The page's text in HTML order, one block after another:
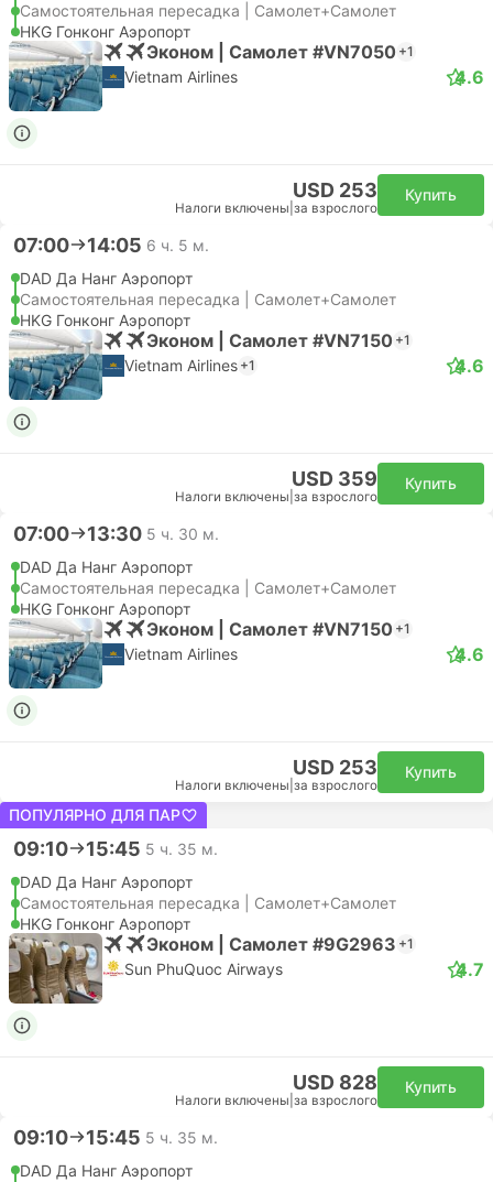
Самостоятельная пересадка | Самолет+Самолет
HKG Гонконг Аэропорт
Эконом | Самолет #VN7050 +1
Vietnam Airlines 4.6
USD 253
Налоги включены за взрослого
Купить
07:00 14:05 6 ч. 5 м.
DAD Да Нанг Аэропорт
Самостоятельная пересадка | Самолет+Самолет
HKG Гонконг Аэропорт
Эконом | Самолет #VN7150 +1
Vietnam Airlines +1 4.6
USD 359
Налоги включены за взрослого
Купить
07:00 13:30 5 ч. 30 м.
DAD Да Нанг Аэропорт
Самостоятельная пересадка | Самолет+Самолет
HKG Гонконг Аэропорт
Эконом | Самолет #VN7150 +1
Vietnam Airlines 4.6
USD 253
Налоги включены за взрослого
Купить
ПОПУЛЯРНО ДЛЯ ПАР
09:10 15:45 5 ч. 35 м.
DAD Да Нанг Аэропорт
Самостоятельная пересадка | Самолет+Самолет
HKG Гонконг Аэропорт
Эконом | Самолет #9G2963 +1
Sun PhuQuoc Airways 4.7
USD 828
Налоги включены за взрослого
Купить
09:10 15:45 5 ч. 35 м.
DAD Да Нанг Аэропорт